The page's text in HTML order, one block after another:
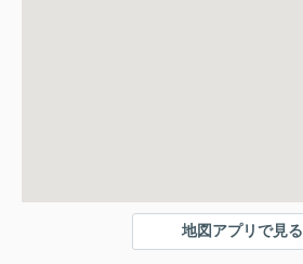
地図アプリで見る